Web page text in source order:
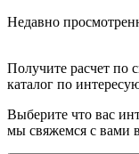
Недавно
Получите расчет по
каталог по
Выберите что вас
мы свяжемся с вами